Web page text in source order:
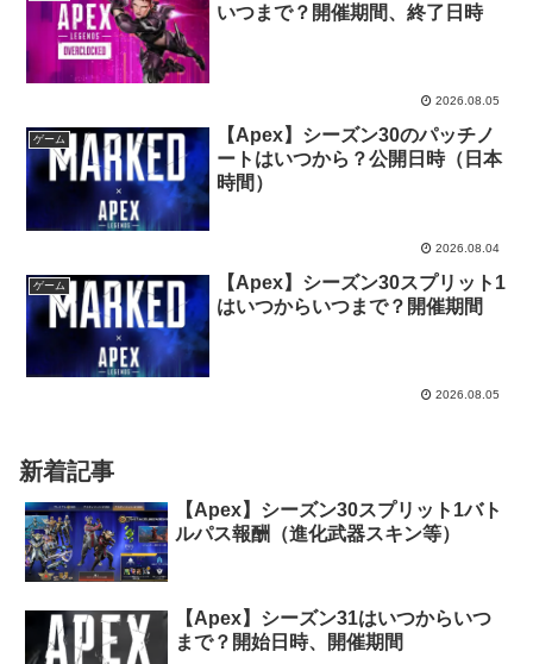
いつまで？開催期間、終了日時
2026.08.05
ゲーム
【Apex】シーズン30のパッチノ
ートはいつから？公開日時（日本
時間）
2026.08.04
ゲーム
【Apex】シーズン30スプリット1
はいつからいつまで？開催期間
2026.08.05
新着記事
【Apex】シーズン30スプリット1バト
ルパス報酬（進化武器スキン等）
【Apex】シーズン31はいつからいつ
まで？開始日時、開催期間